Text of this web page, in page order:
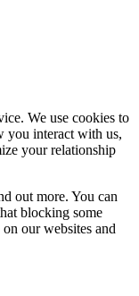
We use cookies to
you interact with us,
your relationship
out more. You can
blocking some
our websites and